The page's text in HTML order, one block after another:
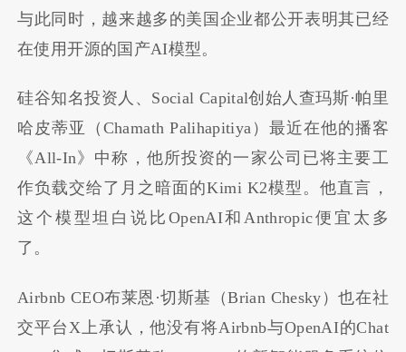
与此同时，越来越多的美国企业都公开表明其已经
在使用开源的国产AI模型。
硅谷知名投资人、Social Capital创始人查玛斯·帕里
哈皮蒂亚（Chamath Palihapitiya）最近在他的播客
《All-In》中称，他所投资的一家公司已将主要工
作负载交给了月之暗面的Kimi K2模型。他直言，
这个模型坦白说比OpenAI和Anthropic便宜太多
了。
Airbnb CEO布莱恩·切斯基（Brian Chesky）也在社
交平台X上承认，他没有将Airbnb与OpenAI的Chat